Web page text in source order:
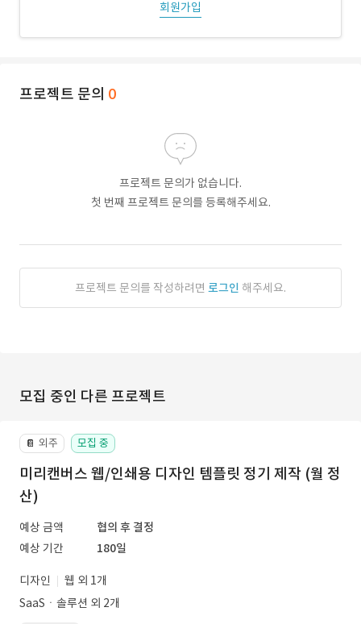
회원가입
프로젝트 문의 0
프로젝트 문의가 없습니다.
첫 번째 프로젝트 문의를 등록해주세요.
프로젝트 문의를 작성하려면 로그인 해주세요.
모집 중인 다른 프로젝트
📔 외주 모집 중
미리캔버스 웹/인쇄용 디자인 템플릿 정기 제작 (월 정
산)
예상 금액
협의 후 결정
예상 기간
180일
디자인
웹 외 1개
SaaSㆍ솔루션 외 2개